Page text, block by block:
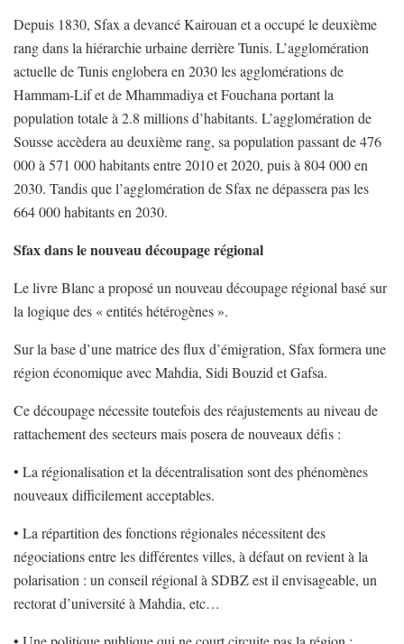
Depuis 1830, Sfax a devancé Kairouan et a occupé le deuxième
rang dans la hiérarchie urbaine derrière Tunis. L’agglomération
actuelle de Tunis englobera en 2030 les agglomérations de
Hammam-Lif et de Mhammadiya et Fouchana portant la
population totale à 2.8 millions d’habitants. L’agglomération de
Sousse accèdera au deuxième rang, sa population passant de 476
000 à 571 000 habitants entre 2010 et 2020, puis à 804 000 en
2030. Tandis que l’agglomération de Sfax ne dépassera pas les
664 000 habitants en 2030.
Sfax dans le nouveau découpage régional
Le livre Blanc a proposé un nouveau découpage régional basé sur
la logique des « entités hétérogènes ».
Sur la base d’une matrice des flux d’émigration, Sfax formera une
région économique avec Mahdia, Sidi Bouzid et Gafsa.
Ce découpage nécessite toutefois des réajustements au niveau de
rattachement des secteurs mais posera de nouveaux défis :
• La régionalisation et la décentralisation sont des phénomènes
nouveaux difficilement acceptables.
• La répartition des fonctions régionales nécessitent des
négociations entre les différentes villes, à défaut on revient à la
polarisation : un conseil régional à SDBZ est il envisageable, un
rectorat d’université à Mahdia, etc…